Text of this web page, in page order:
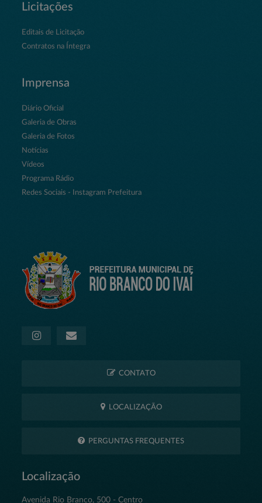
Licitações
Editais de Licitação
Contratos na Íntegra
Imprensa
Diário Oficial
Galeria de Obras
Galeria de Fotos
Notícias
Vídeos
Programa Rádio
Redes Sociais - Instagram Prefeitura
CONTATO
LOCALIZAÇÃO
PERGUNTAS FREQUENTES
Localização
Avenida Rio Branco, 500 - Centro